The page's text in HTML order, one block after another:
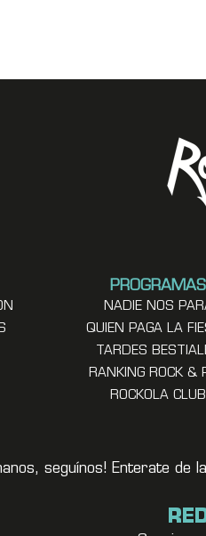
PROGRAMAS
NADIE NOS
QUIEN PAGA LA
TARDES
RANKING ROCK &
ROCKOLA CLUB
seguínos! Enterate de